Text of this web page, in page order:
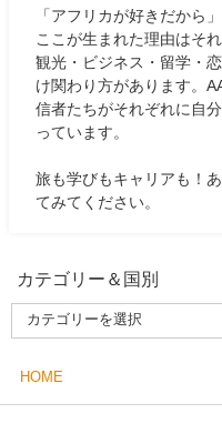
「アフリカが好きだから」
ここが生まれた理由はそれ
観光・ビジネス・留学・
け関わり方があります。
信者たちがそれぞれに自
っています。
旅も学びもキャリアも！
てみてください。
カテゴリー＆国別
HOME